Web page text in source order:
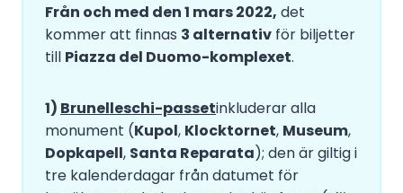
Från och med den 1 mars 2022, det
kommer att finnas 3 alternativ för biljetter
till Piazza del Duomo-komplexet.
1) Brunelleschi-passetinkluderar alla
monument (Kupol, Klocktornet, Museum,
Dopkapell, Santa Reparata); den är giltig i
tre kalenderdagar från datumet för